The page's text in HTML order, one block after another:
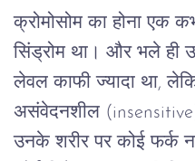
क्रोमोसोम का होना एक
सिंड्रोम था। और भले ही
लेवल काफी ज्यादा था,
असंवेदनशील
उनके शरीर पर कोई फर्क